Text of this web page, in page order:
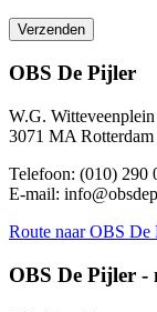
OBS De Pijler
W.G.
3071 MA Rotterdam
Telefoon: (010) 290
E-mail:
Route naar OBS De
OBS De Pijler -